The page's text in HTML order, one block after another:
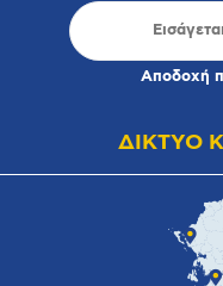
Αποδοχή
ΔΙΚΤΥΟ